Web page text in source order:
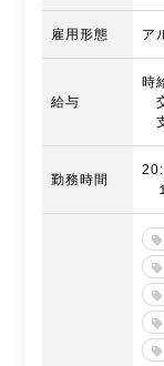
雇用形態 ア
給与
時
勤務時間